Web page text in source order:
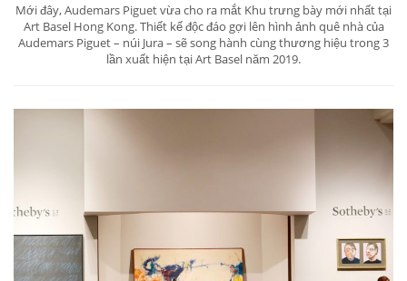
Mới đây, Audemars Piguet vừa cho ra mắt Khu trưng bày mới nhất tại
Art Basel Hong Kong. Thiết kế độc đáo gợi lên hình ảnh quê nhà của
Audemars Piguet – núi Jura – sẽ song hành cùng thương hiệu trong 3
lần xuất hiện tại Art Basel năm 2019.